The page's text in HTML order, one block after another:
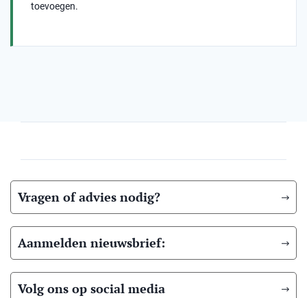
toevoegen.
Vragen of advies nodig?
Aanmelden nieuwsbrief:
Volg ons op social media